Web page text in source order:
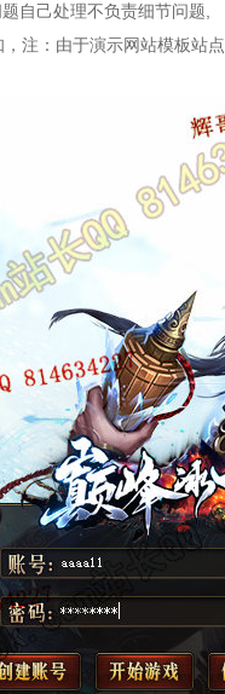
自己处理不负责细节问题,
注：由于演示网站模板站点